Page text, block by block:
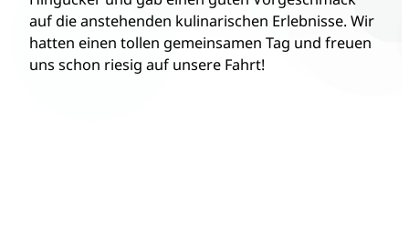
auf die anstehenden kulinarischen Erlebnisse. Wir
hatten einen tollen gemeinsamen Tag und freuen
uns schon riesig auf unsere Fahrt!